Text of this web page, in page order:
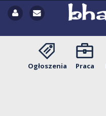
Ogłoszenia Praca